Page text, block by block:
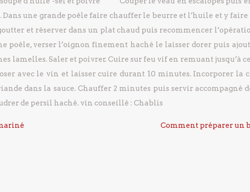
Dans une grande poêle faire chauffer le beurre et l’huile et y
et réserver dans un plat chaud puis recommencer
poêle, verser l’oignon finement haché le laisser dorer puis
lamelles. Saler et poivrer.Cuire sur feu vif en remuant jusqu’à
avec le vin et laisser cuire durant 10 minutes.Incorporer la
dans la sauce.Chauffer 2 minutes puis servir accompagné
de persil haché. vin conseillé : Chablis
Comment préparer un